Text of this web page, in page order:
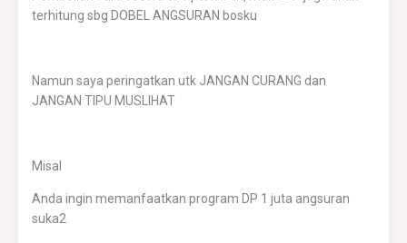
terhitung sbg DOBEL ANGSURAN bosku
Namun saya peringatkan utk JANGAN CURANG dan
JANGAN TIPU MUSLIHAT
Misal
Anda ingin memanfaatkan program DP 1 juta angsuran
suka2